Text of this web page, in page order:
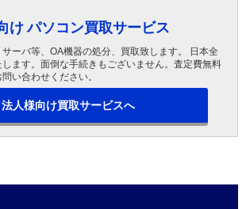
け パソコン買取サービス
ーバ等、OA機器の処分、買取致します。 日本全
ます。面倒な手続きもございません。査定費無料
い合わせください。
法人様向け買取サービスへ